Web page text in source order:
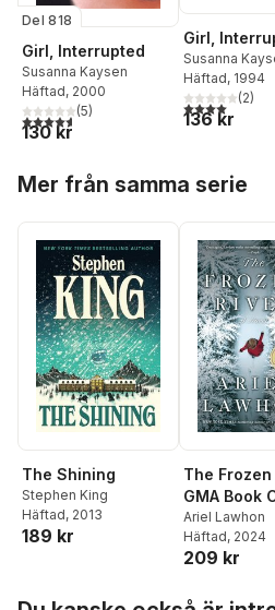
Del 818
Girl, Interrupted
Susanna Kaysen
Häftad, 2000
4,6utav 5 stjärnor. Totalt antal röster:
(5)
130 kr
Girl,
Susanna
Häftad, 1994
4,0utav 5(2)
136 kr
Mer från samma serie
The Shining
Stephen King
Häftad, 2013
189 kr
The Frozen
GMA Book
Pick
Ariel Lawhon
Häftad, 2024
209 kr